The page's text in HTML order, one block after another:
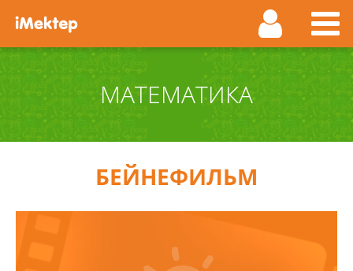
МАТЕМАТИКА
БЕЙНЕФИЛЬМ